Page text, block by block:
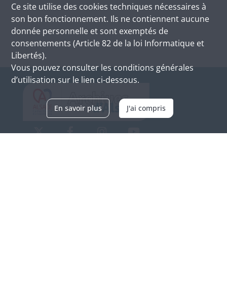
Ce site utilise des cookies techniques nécessaires à
son bon fonctionnement. Ils ne contiennent aucune
donnée personnelle et sont exemptés de
consentements (Article 82 de la loi Informatique et
Libertés).
Vous pouvez consulter les conditions générales
d’utilisation sur le lien ci-dessous.
En savoir plus J'ai compris